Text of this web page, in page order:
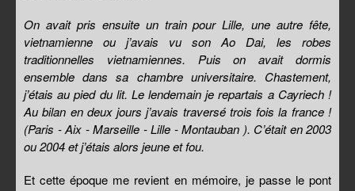
On avait pris ensuite un train pour Lille, une autre fête,
vietnamienne ou j’avais vu son Ao Dai, les robes
traditionnelles vietnamiennes. Puis on avait dormis
ensemble dans sa chambre universitaire. Chastement,
j’étais au pied du lit. Le lendemain je repartais a Cayriech !
Au bilan en deux jours j’avais traversé trois fois la france !
(Paris - Aix - Marseille - Lille - Montauban ). C’était en 2003
ou 2004 et j’étais alors jeune et fou.
Et cette époque me revient en mémoire, je passe le pont